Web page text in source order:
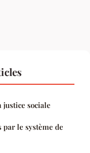
sociale
par le système de